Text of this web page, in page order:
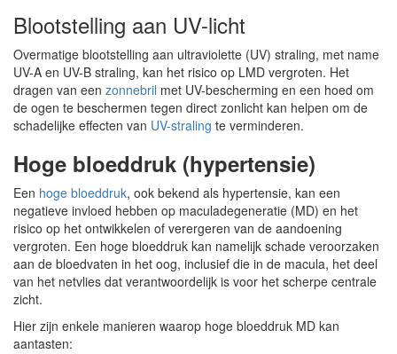
Blootstelling aan UV-licht
Overmatige blootstelling aan ultraviolette (UV) straling, met name
UV-A en UV-B straling, kan het risico op LMD vergroten. Het
dragen van een zonnebril met UV-bescherming en een hoed om
de ogen te beschermen tegen direct zonlicht kan helpen om de
schadelijke effecten van UV-straling te verminderen.
Hoge bloeddruk (hypertensie)
Een hoge bloeddruk, ook bekend als hypertensie, kan een
negatieve invloed hebben op maculadegeneratie (MD) en het
risico op het ontwikkelen of verergeren van de aandoening
vergroten. Een hoge bloeddruk kan namelijk schade veroorzaken
aan de bloedvaten in het oog, inclusief die in de macula, het deel
van het netvlies dat verantwoordelijk is voor het scherpe centrale
zicht.
Hier zijn enkele manieren waarop hoge bloeddruk MD kan
aantasten: